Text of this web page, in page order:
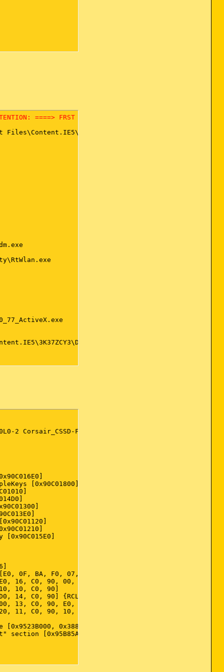
====> FRST version is 26 days old and could be
2 Corsair_CSSD-F60GB2 rev.2.0 55,90GB
[0x90C01800]
F0, 07, 73, 09, ...] {LOOPNZ 0x11; MOV EDX,
16, C0, 90, 00, 18, C0, ...]
10, C0, 90]
C0, 90] {RCL BYTE [EAX+EAX*8], 0x1; NOP }
13, C0, 90, E0, 13, C0, ...]
11, C0, 90, 10, 12, C0, ...]
0x388539, 0xE8000020]
[0x95B85A00]